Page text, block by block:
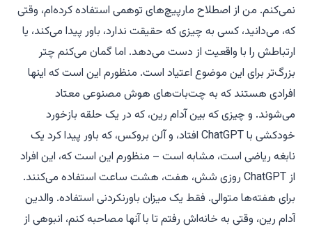
نمی‌کنم. من از اصطلاح مارپیچ‌های توهمی استفاده کرده‌ام، وقتی
که، می‌دانید، کسی به چیزی که حقیقت ندارد، باور پیدا می‌کند، یا
ارتباطش را با واقعیت از دست می‌دهد. اما گمان می‌کنم چتر
بزرگ‌تر برای این موضوع اعتیاد است. منظورم این است که اینها
افرادی هستند که به چت‌بات‌های هوش مصنوعی معتاد
می‌شوند. و چیزی که بین آدام رین، که در یک حلقه بازخورد
خودکشی با ChatGPT افتاد، و آلن بروکس، که باور پیدا کرد یک
نابغه ریاضی است، مشابه است – منظورم این است که، این افراد
از ChatGPT روزی شش، هفت، هشت ساعت استفاده می‌کنند.
برای هفته‌ها متوالی. فقط یک میزان باورنکردنی استفاده. والدین
آدام رین، وقتی به خانه‌اش رفتم تا با آنها مصاحبه کنم، انبوهی از